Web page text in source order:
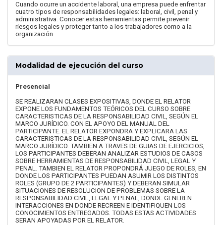
Cuando ocurre un accidente laboral, una empresa puede enfrentar
cuatro tipos de responsabilidades legales: laboral, civil, penal y
administrativa. Conocer estas herramientas permite prevenir
riesgos legales y proteger tanto a los trabajadores como a la
organización
Modalidad de ejecución del curso
Presencial
SE REALIZARAN CLASES EXPOSITIVAS, DONDE EL RELATOR
EXPONE LOS FUNDAMENTOS TEÓRICOS DEL CURSO SOBRE
CARACTERISTICAS DE LA RESPONSABILIDAD CIVIL, SEGÚN EL
MARCO JURÍDICO. CON EL APOYO DEL MANUAL DEL
PARTICIPANTE. EL RELATOR EXPONDRA Y EXPLICARA LAS
CARACTERISTICAS DE LA RESPONSABILIDAD CIVIL, SEGÚN EL
MARCO JURÍDICO. TAMBIEN A TRAVES DE GUIAS DE EJERCICIOS,
LOS PARTICIPANTES DEBERAN ANALIZAR ESTUDIOS DE CASOS
SOBRE HERRAMIENTAS DE RESPONSABILIDAD CIVIL, LEGAL Y
PENAL. TAMBIEN EL RELATOR PROPONDRÁ JUEGO DE ROLES, EN
DONDE LOS PARTICIPANTES PUEDAN ASUMIR LOS DISTINTOS
ROLES (GRUPO DE 2 PARTICIPANTES) Y DEBERAN SIMULAR
SITUACIONES DE RESOLUCION DE PROBLEMAS SOBRE LA
RESPONSABILIDAD CIVIL, LEGAL Y PENAL, DONDE GENEREN
INTERACCIONES EN DONDE RECREEN E IDENTIFIQUEN LOS
CONOCIMIENTOS ENTREGADOS. TODAS ESTAS ACTIVIDADES
SERAN APOYADAS POR EL RELATOR.